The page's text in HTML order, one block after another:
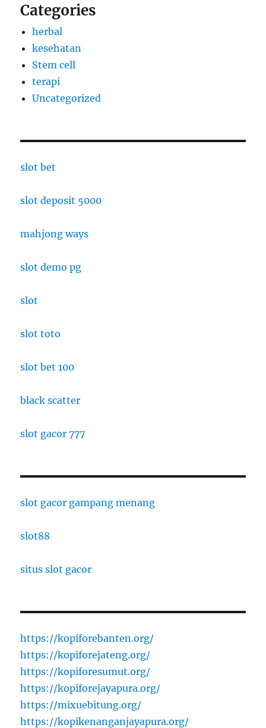
Categories
herbal
kesehatan
Stem cell
terapi
Uncategorized
slot bet
slot deposit 5000
mahjong ways
slot demo pg
slot
slot toto
slot bet 100
black scatter
slot gacor 777
slot gacor gampang menang
slot88
situs slot gacor
https://kopiforebanten.org/
https://kopiforejateng.org/
https://kopiforesumut.org/
https://kopiforejayapura.org/
https://mixuebitung.org/
https://kopikenanganjayapura.org/